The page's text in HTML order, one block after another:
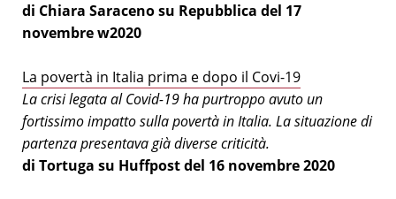
di Chiara Saraceno su Repubblica del 17
novembre w2020
La povertà in Italia prima e dopo il Covi-19
La crisi legata al Covid-19 ha purtroppo avuto un
fortissimo impatto sulla povertà in Italia. La situazione di
partenza presentava già diverse criticità.
di Tortuga su Huffpost del 16 novembre 2020